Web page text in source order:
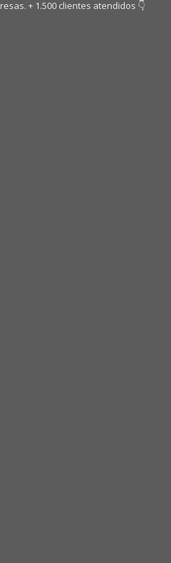
+ 1.500 clientes atendidos 👇